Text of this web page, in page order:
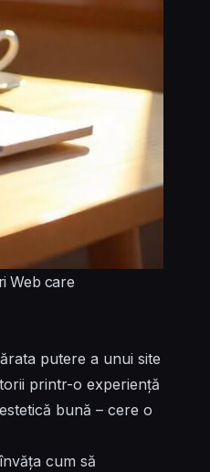
Web care
putere a unui site
printr-o experiență
bună – cere o
cum să